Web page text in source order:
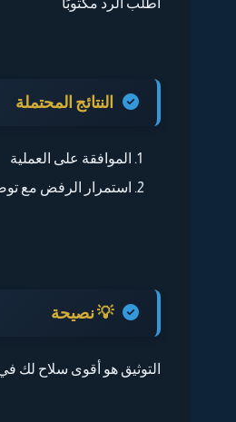
اطلب الرد مكتوبًا
النتائج المحتملة
الموافقة على العملية
استمرار الرفض مع
💡 نصيحة
التوثيق هو أقوى سلاح لك